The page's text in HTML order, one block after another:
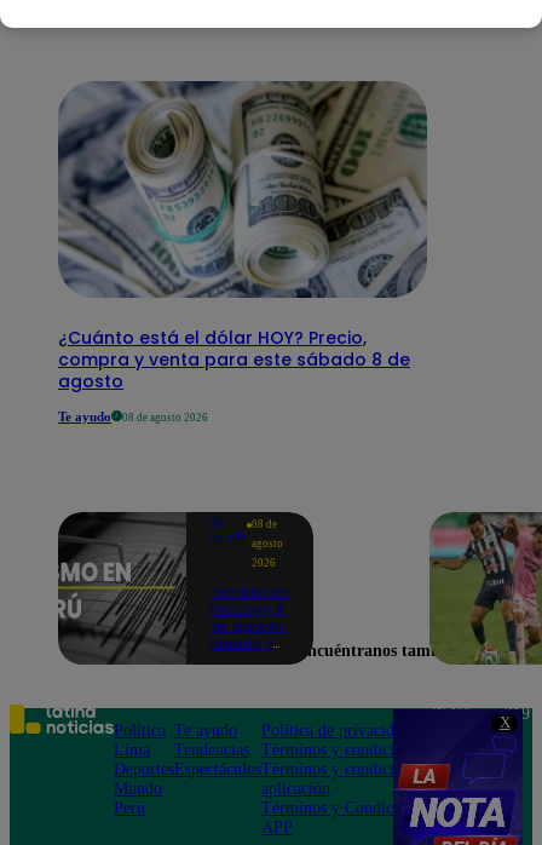
X
¿Cuánto está el dólar HOY? Precio,
compra y venta para este sábado 8 de
agosto
Te ayudo 08 de agosto 2026
Te
ayudo
08 de
agosto
2026
Temblor en
Perú hoy, 8
de agosto:
horario y
según IGP
Encuéntranos también en
Política
Lima
Deportes
Mundo
Perú
Te ayudo
Tendencias
Espectáculos
Política de privacidad
Términos y condiciones
Términos y condiciones
aplicación
Términos y Condiciones
APP
Teléfono: 219
Av. San
Felipe 968
Jesús María